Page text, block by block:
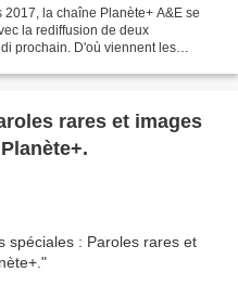
la chaîne Planète+ A&E se
la rediffusion de deux
prochain. D'où viennent les
rares et images